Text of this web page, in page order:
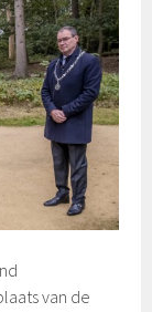
van de